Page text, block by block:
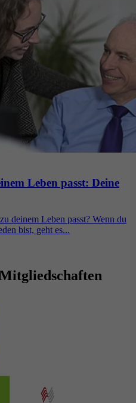
Leben passt: Deine
deinem Leben passt? Wenn du
bist, geht es...